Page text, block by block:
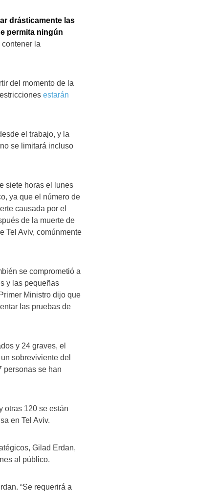
drásticamente las
permita ningún
la
del momento de la
estarán
el trabajo, y la
se limitará incluso
siete horas el lunes
ya que el número de
causada por el
de la muerte de
Tel Aviv, comúnmente
se comprometió a
y las pequeñas
Ministro dijo que
las pruebas de
y 24 graves, el
sobreviviente del
personas se han
otras 120 se están
en Tel Aviv.
Gilad Erdan,
al público.
“Se requerirá a